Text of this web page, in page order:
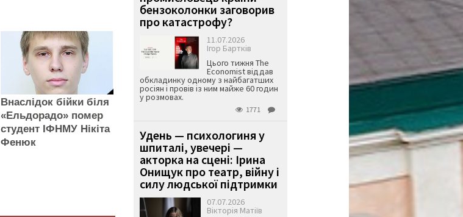
Внаслідок бійки біля
«Ельдорадо» помер
студент ІФНМУ Нікіта
Фенюк
бензоколонки заговорив
про катастрофу?
11.07.2026
Ігор Бартків
Цього тижня The
Economist віддав
обкладинку одному з найбагатших
росіян і провів із ним майже 60 годин
у розмовах.
1771
Удень — психологиня у
шпиталі, увечері —
акторка на сцені: Ірина
Онищук про театр, війну і
силу людської підтримки
07.07.2026
Вікторія Матіїв